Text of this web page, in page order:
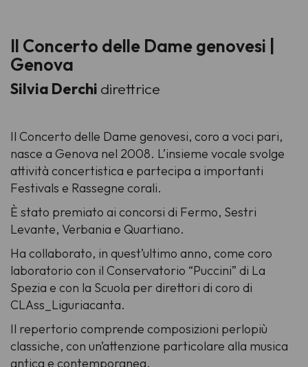
Il Concerto delle Dame genovesi |
Genova
Silvia Derchi direttrice
Il Concerto delle Dame genovesi, coro a voci pari,
nasce a Genova nel 2008. L’insieme vocale svolge
attività concertistica e partecipa a importanti
Festivals e Rassegne corali.
È stato premiato ai concorsi di Fermo, Sestri
Levante, Verbania e Quartiano.
Ha collaborato, in quest’ultimo anno, come coro
laboratorio con il Conservatorio “Puccini” di La
Spezia e con la Scuola per direttori di coro di
CLAss_Liguriacanta.
Il repertorio comprende composizioni perlopiù
classiche, con un’attenzione particolare alla musica
antica e contemporanea.